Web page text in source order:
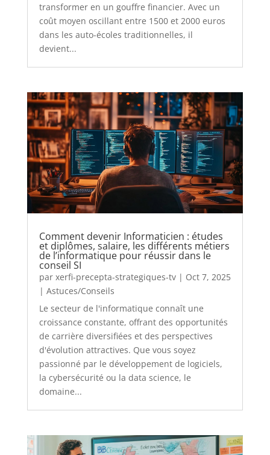
transformer en un gouffre financier. Avec un
coût moyen oscillant entre 1500 et 2000 euros
dans les auto-écoles traditionnelles, il
devient...
Comment devenir Informaticien : études
et diplômes, salaire, les différents métiers
de l’informatique pour réussir dans le
conseil SI
par xerfi-precepta-strategiques-tv| Oct 7, 2025
| Astuces/Conseils
Le secteur de l'informatique connaît une
croissance constante, offrant des opportunités
de carrière diversifiées et des perspectives
d'évolution attractives. Que vous soyez
passionné par le développement de logiciels,
la cybersécurité ou la data science, le
domaine...